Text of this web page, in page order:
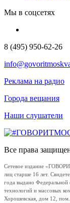
Мы в соцсетях
8 (495) 950-62-26
Реклама на радио
Города вещания
Наши слушатели
Все права
Сетевое издание
лиц старше 16 лет.
года выдано
технологий и массовых
Хорошевская, дом 12,